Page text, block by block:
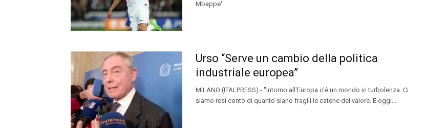
Mbappe'
Urso “Serve un cambio della politica
industriale europea”
MILANO (ITALPRESS) - "Intorno all'Europa c'è un mondo in turbolenza. Ci
siamo resi conto di quanto siano fragili le catene del valore. E oggi...